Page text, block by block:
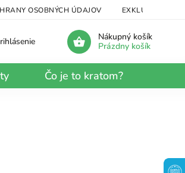
OSOBNÝCH ÚDAJOV EXKLUZÍVNY
Nákupný košík
Prázdny košík
Čo je to kratom?